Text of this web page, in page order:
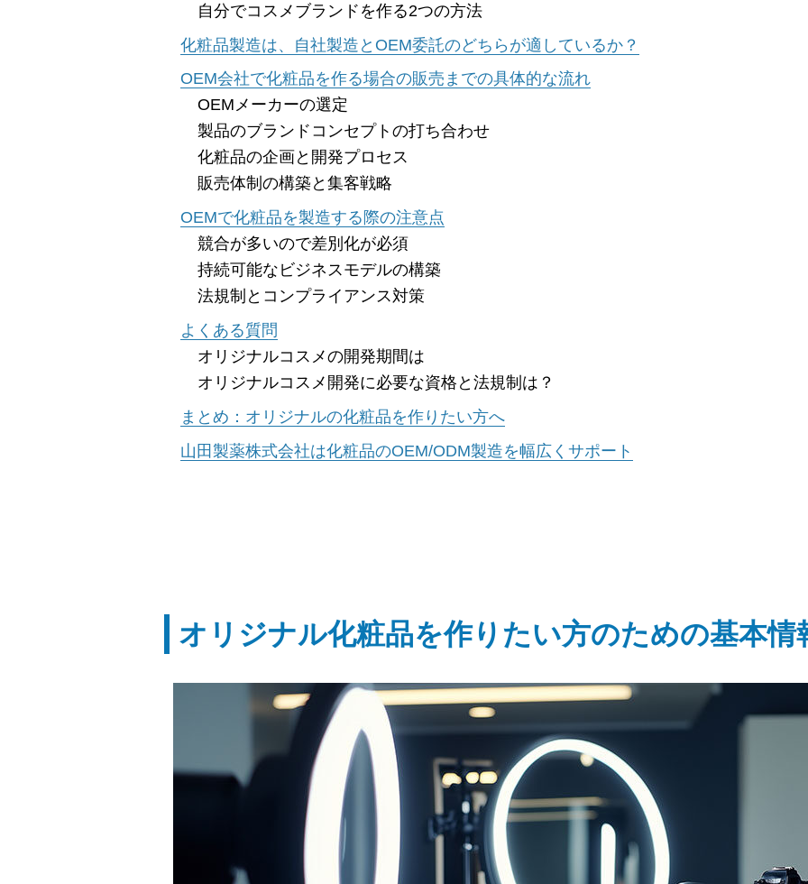
自分でコスメブランドを作る2つの方法
化粧品製造は、自社製造とOEM委託のどちらが適しているか？
OEM会社で化粧品を作る場合の販売までの具体的な流れ
OEMメーカーの選定
製品のブランドコンセプトの打ち合わせ
化粧品の企画と開発プロセス
販売体制の構築と集客戦略
OEMで化粧品を製造する際の注意点
競合が多いので差別化が必須
持続可能なビジネスモデルの構築
法規制とコンプライアンス対策
よくある質問
オリジナルコスメの開発期間は
オリジナルコスメ開発に必要な資格と法規制は？
まとめ：オリジナルの化粧品を作りたい方へ
山田製薬株式会社は化粧品のOEM/ODM製造を幅広くサポート
オリジナル化粧品を作りたい方のための基本情